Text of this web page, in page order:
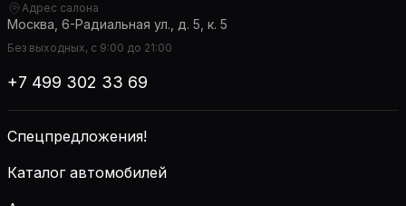
Адрес салона
Москва, 6-Радиальная ул., д. 5, к. 5
Без выходных, с 9:00 до 21:00
+7 499 302 33 69
Спецпредложения!
Каталог автомобилей